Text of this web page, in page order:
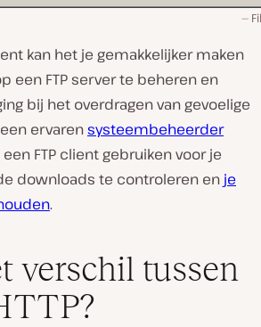
kan het je gemakkelijker maken
een FTP server te beheren en
bij het overdragen van gevoelige
ervarensysteembeheerder
FTP client gebruiken voor je
downloads te controleren en je
.
verschil tussen